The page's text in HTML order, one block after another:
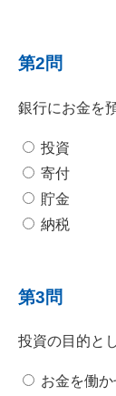
第2問
銀行にお金を
投資
寄付
貯金
納税
第3問
投資の目的と
お金を働